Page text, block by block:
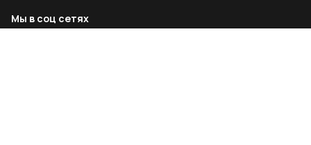
Мы в соц сетях